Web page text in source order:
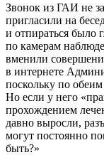
Звонок из ГАИ не
пригласили на
и отпираться было
по камерам
вменили
в интернете
поскольку по
Но если у него
прохождением
давно выросли,
могут постоянно
быть?»